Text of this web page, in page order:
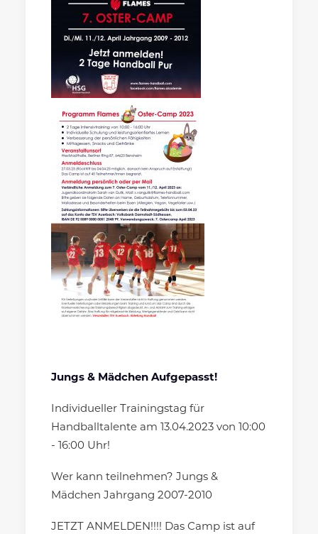
Jungs & Mädchen Aufgepasst!
Individueller Trainingstag für
Handballtalente am 13.04.2023 von 10:00
- 16:00 Uhr!
Wer kann teilnehmen? Jungs &
Mädchen Jahrgang 2007-2010
JETZT ANMELDEN!!!! Das Camp ist auf